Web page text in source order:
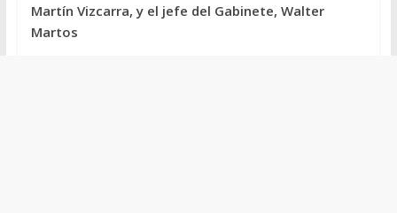
Martín Vizcarra, y el jefe del Gabinete, Walter
Martos